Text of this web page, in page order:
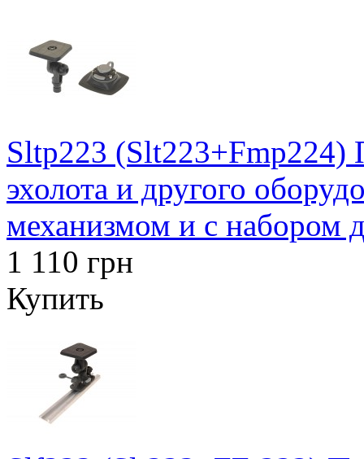
Sltp223
эхолота и другого
механизмом и с набором
1 110 грн
Купить